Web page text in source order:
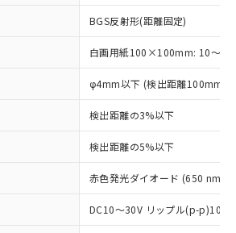
BGS反射形(距離固定)
白画用紙100×100mm: 10～
φ4mm以下 (検出距離100mm)
検出距離の3%以下
検出距離の5%以下
赤色発光ダイオード (650 nm)
DC10～30V リップル(p-p)10%